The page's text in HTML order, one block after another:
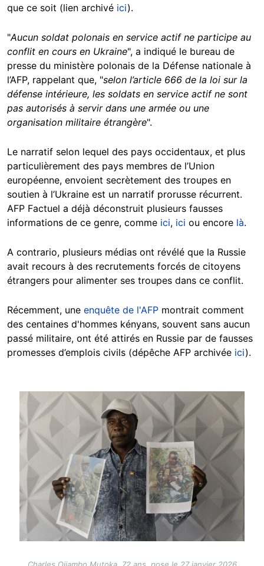
que ce soit (lien archivé ici).
"Aucun soldat polonais en service actif ne participe au
conflit en cours en Ukraine", a indiqué le bureau de
presse du ministère polonais de la Défense nationale à
l’AFP, rappelant que, "selon l’article 666 de la loi sur la
défense intérieure, les soldats en service actif ne sont
pas autorisés à servir dans une armée ou une
organisation militaire étrangère".
Le narratif selon lequel des pays occidentaux, et plus
particulièrement des pays membres de l’Union
européenne, envoient secrètement des troupes en
soutien à l’Ukraine est un narratif prorusse récurrent.
AFP Factuel a déjà déconstruit plusieurs fausses
informations de ce genre, comme ici, ici ou encore là.
A contrario, plusieurs médias ont révélé que la Russie
avait recours à des recrutements forcés de citoyens
étrangers pour alimenter ses troupes dans ce conflit.
Récemment, une enquête de l'AFP montrait comment
des centaines d'hommes kényans, souvent sans aucun
passé militaire, ont été attirés en Russie par de fausses
promesses d’emplois civils (dépêche AFP archivée ici).